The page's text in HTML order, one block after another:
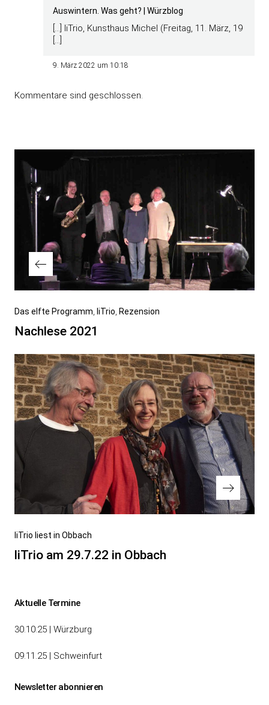
Auswintern. Was geht? | Würzblog
[…] liTrio, Kunsthaus Michel (Freitag, 11. März, 19
[…]
9. März 2022 um 10:18
Kommentare sind geschlossen.
Vorheriger
Beitrag
Das elfte Programm liTrio Rezension
Nachlese 2021
Nächster
Beitrag
liTrio liest in Obbach
liTrio am 29.7.22 in Obbach
Aktuelle Termine
30.10.25 | Würzburg
09.11.25 | Schweinfurt
Newsletter abonnieren